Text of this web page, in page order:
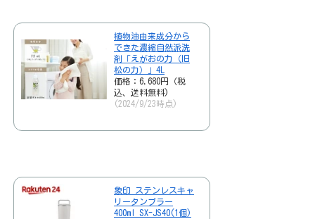
植物油由来成分から
できた濃縮自然派洗
剤「えがおの力（旧
松の力）」4L
価格：6,680円（税
込、送料無料)
(2024/9/23時点)
象印 ステンレスキャ
リータンブラー
400ml SX-JS40(1個)